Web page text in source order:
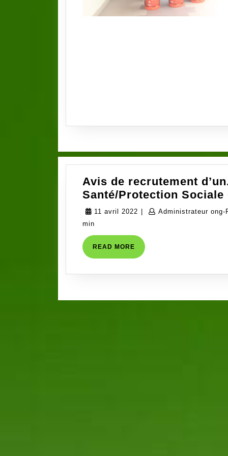
Avis de recrutement
Santé/Protection Sociale
11 avril 2022 11
Administrateur ong-
min
READ MORE READ
MORE